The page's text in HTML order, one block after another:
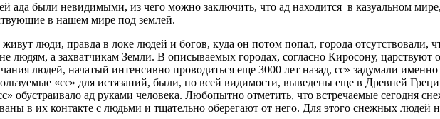
ада были невидимыми, из чего можно заключить, что ад находится в казуальном
в нашем мире под землей.
люди, правда в локе людей и богов, куда он потом попал, города отсутствовали,
людям, а захватчикам Земли. В описываемых городах, согласно Киросону,
людей, начатый интенсивно проводиться еще 3000 лет назад, сс» задумали
«сс» для истязаний, были, по всей видимости, выведены еще в Древней
обустраивало ад руками человека. Любопытно отметить, что встречаемые сегодня
в их контакте с людьми и тщательно оберегают от него. Для этого снежных